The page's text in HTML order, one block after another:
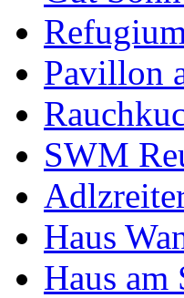
Pavillon
SWM
Haus
Haus am